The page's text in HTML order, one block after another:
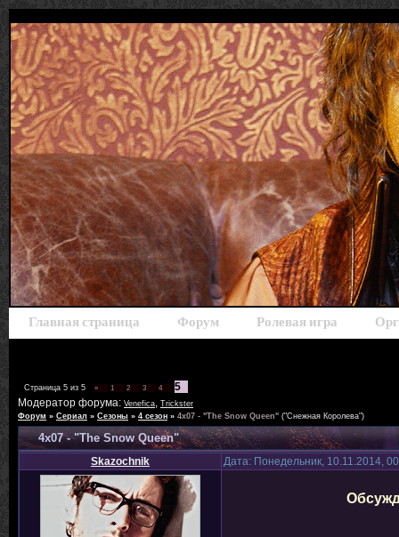
Главная страница Форум Ролевая игра
Страница 5 из 5 « 1 2 3 4
5
Модератор форума: Venefica, Trickster
Форум » Сериал » Сезоны » 4 сезон » 4x07 - "The Snow Queen" ("Снежная Королева")
4x07 - "The Snow Queen"
Skazochnik Дата: Понедельник, 10.11.2014,